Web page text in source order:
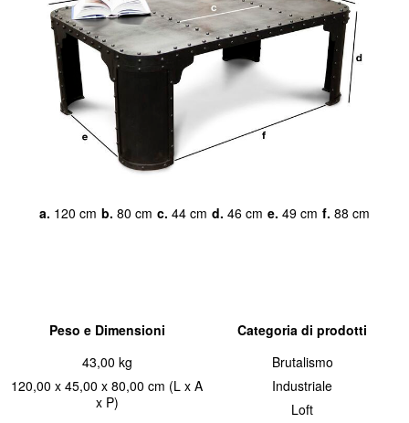
a. 120 cm b. 80 cm c. 44 cm d. 46 cm e. 49 cm f. 88 cm
Peso e Dimensioni
43,00 kg
120,00 x 45,00 x 80,00 cm (L x A
x P)
Categoria di prodotti
Brutalismo
Industriale
Loft